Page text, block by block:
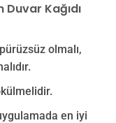
Kağıdı
olmalı,
en iyi